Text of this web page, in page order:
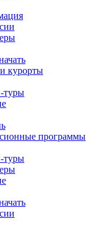
курорты
туры
программы
туры